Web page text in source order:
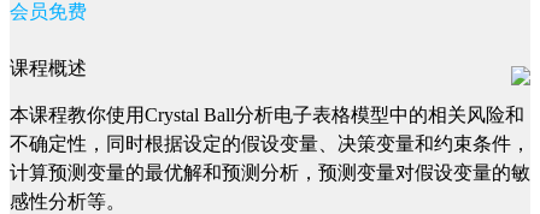
会员免费
课程概述
本课程教你使用Crystal Ball分析电子表格模型中的相关风险和
不确定性，同时根据设定的假设变量、决策变量和约束条件，
计算预测变量的最优解和预测分析，预测变量对假设变量的敏
感性分析等。